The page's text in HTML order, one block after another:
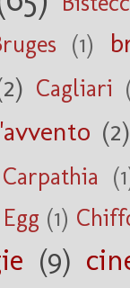
(1)
Cagliari
(2)
Carpathia
(1)
(9)